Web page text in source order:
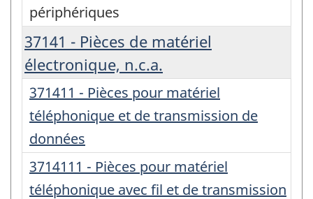
périphériques
37141 - Pièces de matériel
électronique, n.c.a.
371411 - Pièces pour matériel
téléphonique et de transmission de
données
3714111 - Pièces pour matériel
téléphonique avec fil et de transmission